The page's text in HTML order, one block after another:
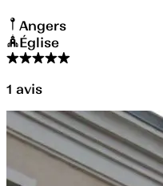
Angers
Église
1 avis